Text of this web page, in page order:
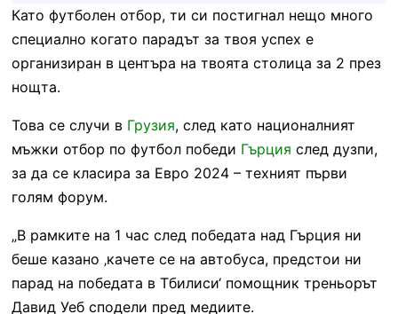
Като футболен отбор, ти си постигнал нещо много
специално когато парадът за твоя успех е
организиран в центъра на твоята столица за 2 през
нощта.
Това се случи в Грузия, след като националният
мъжки отбор по футбол победи Гърция след дузпи,
за да се класира за Евро 2024 – техният първи
голям форум.
„В рамките на 1 час след победата над Гърция ни
беше казано ‚качете се на автобуса, предстои ни
парад на победата в Тбилиси‘ помощник треньорът
Давид Уеб сподели пред медиите.